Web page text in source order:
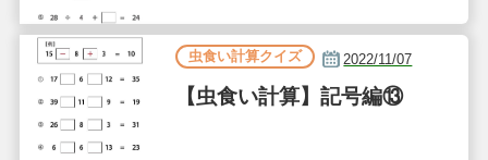
虫食い計算クイズ 2022/11/07
【虫食い計算】記号編⑬